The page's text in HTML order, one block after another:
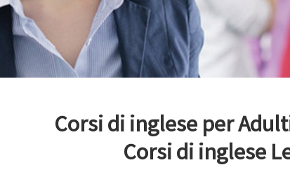
Corsi di inglese per
Corsi di inglese